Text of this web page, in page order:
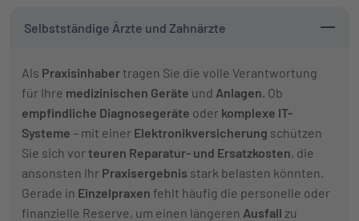
Selbstständige Ärzte und Zahnärzte
Als Praxisinhaber tragen Sie die volle Verantwortung
für Ihre medizinischen Geräte und Anlagen . Ob
empfindliche Diagnosegeräte oder komplexe IT-
Systeme – mit einer Elektronikversicherung schützen
Sie sich vorteuren Reparatur- und Ersatzkosten, die
ansonsten Ihr Praxisergebnis stark belasten könnten.
Gerade in Einzelpraxen fehlt häufig die personelle oder
finanzielle Reserve, um einen längeren Ausfall zu